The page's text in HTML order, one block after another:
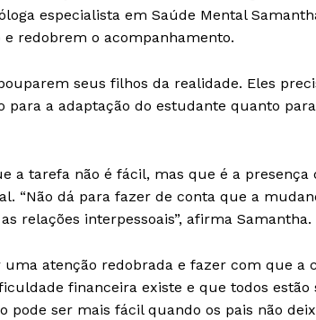
especialista em Saúde Mental
redobrem o acompanhamento.
seus filhos da realidade. Eles
para a adaptação do estudante quanto
a tarefa não é fácil, mas que é a presença
“Não dá para fazer de conta que a
relações interpessoais”, afirma Samantha.
uma atenção redobrada e fazer com que a
financeira existe e que todos estão
pode ser mais fácil quando os pais não